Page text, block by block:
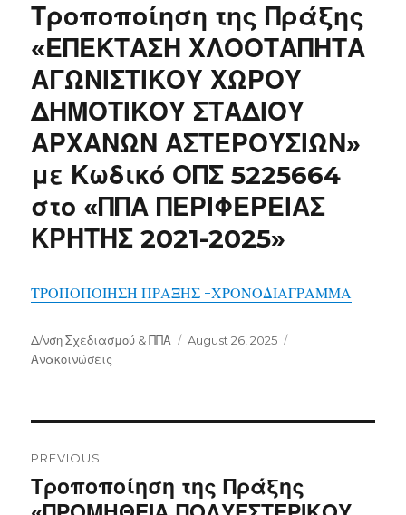
Τροποποίηση της Πράξης
«ΕΠΕΚΤΑΣΗ ΧΛΟΟΤΑΠΗΤΑ
ΑΓΩΝΙΣΤΙΚΟΥ ΧΩΡΟΥ
ΔΗΜΟΤΙΚΟΥ ΣΤΑΔΙΟΥ
ΑΡΧΑΝΩΝ ΑΣΤΕΡΟΥΣΙΩΝ»
με Κωδικό ΟΠΣ 5225664
στο «ΠΠΑ ΠΕΡΙΦΕΡΕΙΑΣ
ΚΡΗΤΗΣ 2021-2025»
ΤΡΟΠΟΠΟΙΗΣΗ ΠΡΑΞΗΣ -ΧΡΟΝΟΔΙΑΓΡΑΜΜΑ
Author
Δ/νση Σχεδιασμού & ΠΠΑ
Posted
August 26, 2025
Ανακοινώσεις
navigation
PREVIOUS
Previous
post:
Τροποποίηση της Πράξης